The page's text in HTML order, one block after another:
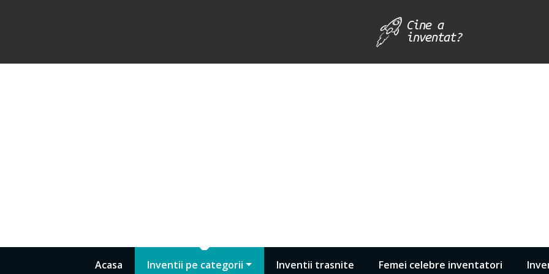
Acasa Inventii pe categorii Inventii trasnite Femei celebre inventatori